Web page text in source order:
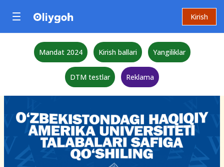
Kirish
Mandat 2024 Kirish ballari Yangiliklar
DTM testlar Reklama